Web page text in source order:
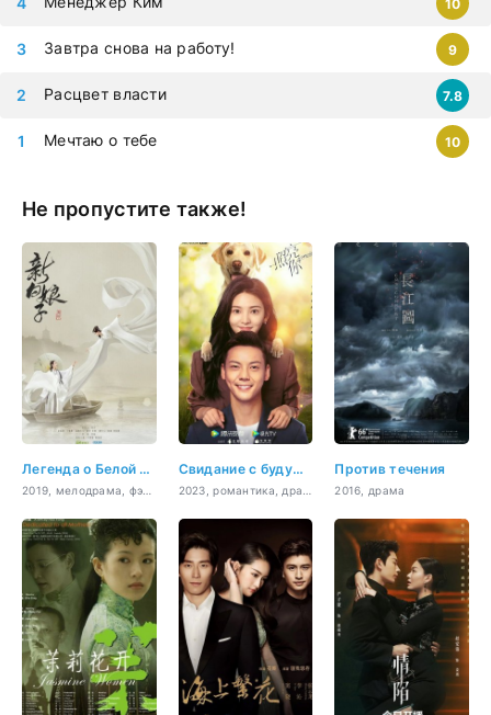
Мечтаю о тебе 10
Расцвет власти 7.8
Завтра снова на работу! 9
10
Не пропустите также!
Легенда о Белой Змее Свидание с будущим Против течения
2016, драма